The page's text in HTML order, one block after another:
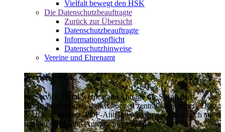
Vielfalt bewegt den HSK
Die Datenschutzbeauftragte
Zurück zur Übersicht
Datenschutzbeauftragte
Informationspflicht
Datenschutzhinweise
Vereine und Ehrenamt
Service-Portal
Im Service-Portal werden alle Anträge die Sie an den
Hochsauerlandkreis stellen können zentral vorgehalten. Die
noch vorhandenen PDF-Anträge werden nach und nach auf
intelligente Online-Anträge umgestellt.